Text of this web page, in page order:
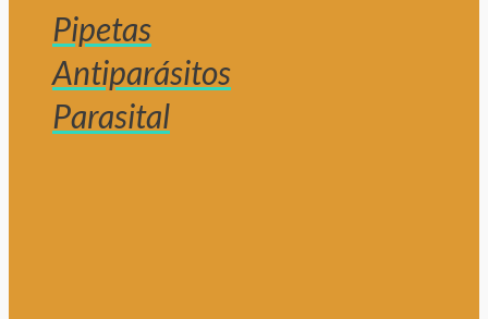
Pipetas
Antiparásitos
Parasital